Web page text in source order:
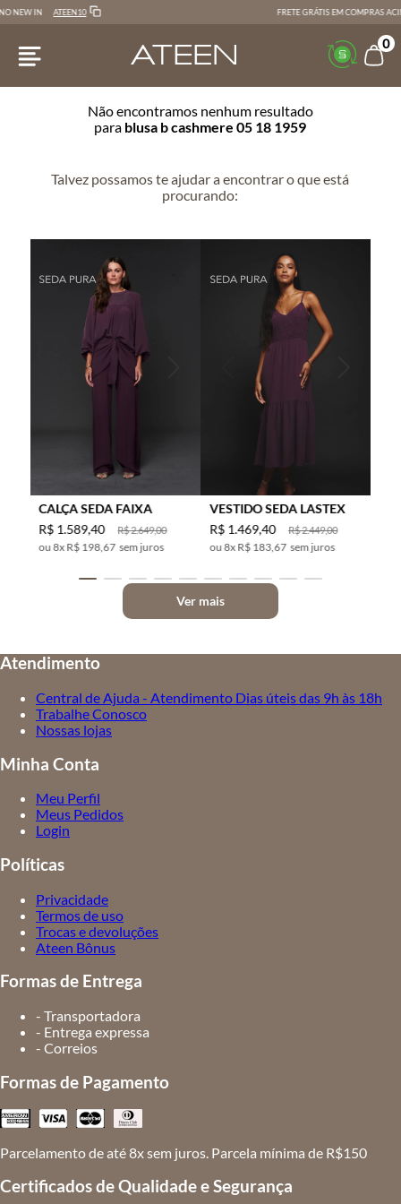
FRETE GRÁTIS EM COMPRAS ACIMA DE R$600 LOJAONLINE
0
Não encontramos nenhum resultado
para blusa b cashmere 05 18 1959
Talvez possamos te ajudar a encontrar o que está
procurando:
CALÇA SEDA FAIXA
R$2.649,00
R$ 1.589,40
8x R$ 198,67 sem juros
VESTIDO SEDA LASTEX
R$2.449,00
R$ 1.469,40
8x R$ 183,67 sem juros
Ver mais
Atendimento
Central de Ajuda - Atendimento Dias úteis das 9h às 18h
Trabalhe Conosco
Nossas lojas
Minha Conta
Meu Perfil
Meus Pedidos
Login
Políticas
Privacidade
Termos de uso
Trocas e devoluções
Ateen Bônus
Formas de Entrega
- Transportadora
- Entrega expressa
- Correios
Formas de Pagamento
Parcelamento de até 8x sem juros. Parcela mínima de R$150
Certificados de Qualidade e Segurança